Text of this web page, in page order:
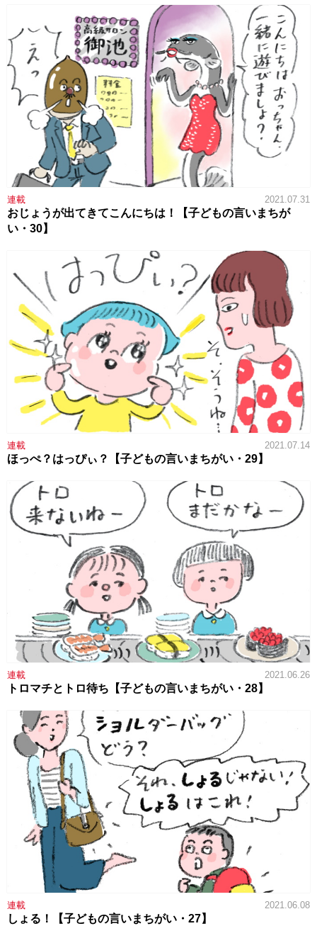
連載 2021.07.31
おじょうが出てきてこんにちは！【子どもの言いまちが
い・30】
連載 2021.07.14
ほっぺ？はっぴぃ？【子どもの言いまちがい・29】
連載 2021.06.26
トロマチとトロ待ち【子どもの言いまちがい・28】
連載 2021.06.08
しょる！【子どもの言いまちがい・27】